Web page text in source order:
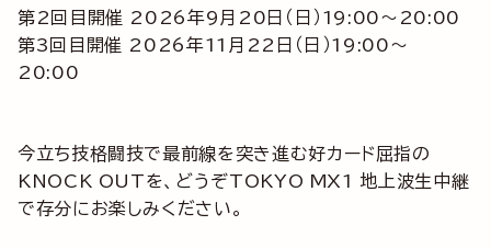
第2回目開催 2026年9月20日（日）19:00～20:00
第3回目開催 2026年11月22日（日）19:00～
20:00
今立ち技格闘技で最前線を突き進む好カード屈指の
KNOCK OUTを、どうぞTOKYO MX1 地上波生中継
で存分にお楽しみください。